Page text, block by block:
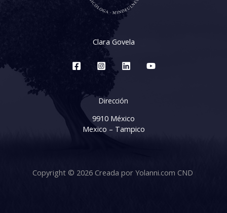
Clara Govela
Dirección
9910 México
Mexico – Tampico
Copyright © 2026 Creada por Yolanni.com CND